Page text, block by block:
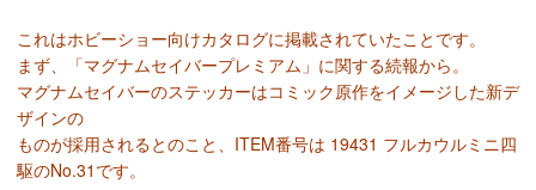
これはホビーショー向けカタログに掲載されていたことです。
まず、「マグナムセイバープレミアム」に関する続報から。
マグナムセイバーのステッカーはコミック原作をイメージした新デ
ザインの
ものが採用されるとのこと、ITEM番号は 19431 フルカウルミニ四
駆のNo.31です。